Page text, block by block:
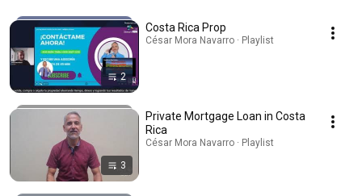
2
Costa Rica Prop
César Mora Navarro · Playlist
3
Private Mortgage Loan in Costa
Rica
César Mora Navarro · Playlist